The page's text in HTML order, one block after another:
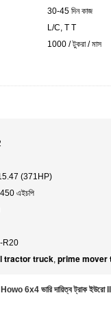
30-45 দিন কাজ
L/C, T T
1000 / টুকরা / মাস
(371HP)
এইচপি
R20
tractor truck, prime mover
Howo 6x4 ভারি দায়িত্ব ট্রাক